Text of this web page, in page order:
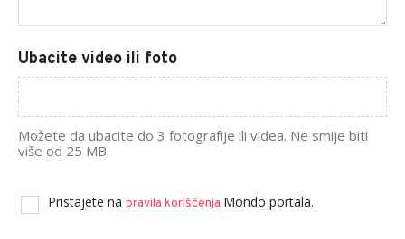
Ubacite video ili foto
Možete da ubacite do 3 fotografije ili videa. Ne smije biti
više od 25 MB.
Pristajete na pravila korišćenja Mondo portala.